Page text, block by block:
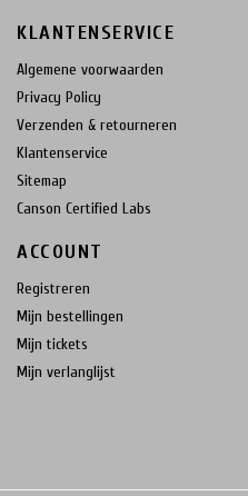
KLANTENSERVICE
Algemene voorwaarden
Privacy Policy
Verzenden & retourneren
Klantenservice
Sitemap
Canson Certified Labs
ACCOUNT
Registreren
Mijn bestellingen
Mijn tickets
Mijn verlanglijst